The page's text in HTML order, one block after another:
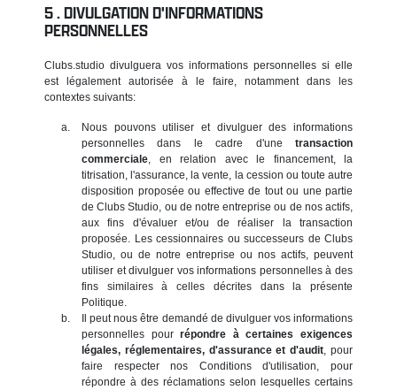
DIVULGATION D'INFORMATIONS
PERSONNELLES
Clubs.studio divulguera vos informations personnelles si elle
est légalement autorisée à le faire, notamment dans les
contextes suivants:
Nous pouvons utiliser et divulguer des informations
personnelles dans le cadre d'une transaction
commerciale, en relation avec le financement, la
titrisation, l'assurance, la vente, la cession ou toute autre
disposition proposée ou effective de tout ou une partie
de Clubs Studio, ou de notre entreprise ou de nos actifs,
aux fins d'évaluer et/ou de réaliser la transaction
proposée. Les cessionnaires ou successeurs de Clubs
Studio, ou de notre entreprise ou nos actifs, peuvent
utiliser et divulguer vos informations personnelles à des
fins similaires à celles décrites dans la présente
Politique.
Il peut nous être demandé de divulguer vos informations
personnelles pourrépondre à certaines exigences
légales, réglementaires, d'assurance et d'audit, pour
faire respecter nos Conditions d'utilisation, pour
répondre à des réclamations selon lesquelles certains